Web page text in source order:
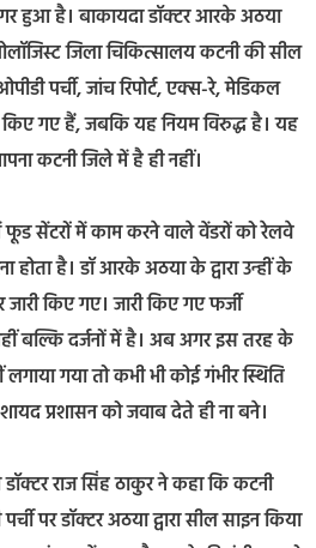
हुआ है। बाकायदा डॉक्टर आरके अठया
जिला चिकित्सालय कटनी की सील
पर्ची, जांच रिपोर्ट, एक्स-रे, मेडिकल
गए हैं, जबकि यह नियम विरुद्ध है। यह
कटनी जिले में है ही नहीं।
सेंटरों में काम करने वाले वेंडरों को रेलवे
होता है। डॉ आरके अठया के द्वारा उन्हीं के
किए गए। जारी किए गए फर्जी
बल्कि दर्जनों में है। अब अगर इस तरह के
गया तो कभी भी कोई गंभीर स्थिति
प्रशासन को जवाब देते ही ना बने।
राज सिंह ठाकुर ने कहा कि कटनी
पर डॉक्टर अठया द्वारा सील साइन किया